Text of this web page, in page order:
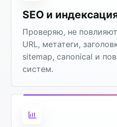
SEO и
Проверяю, не
URL, метатеги,
sitemap, canonical и
систем.